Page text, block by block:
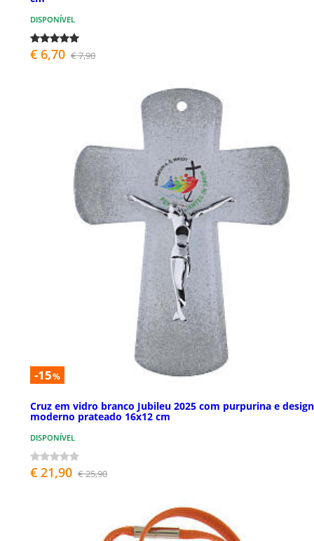
DISPONÍVEL
€ 6,70 € 7,90
-15%
Cruz em vidro branco Jubileu 2025 com purpurina e design
moderno prateado 16x12 cm
DISPONÍVEL
€ 21,90 € 25,90